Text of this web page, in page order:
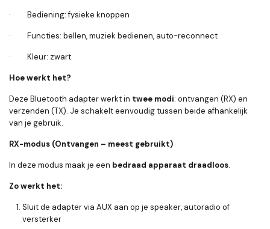
· Bediening: fysieke knoppen
· Functies: bellen, muziek bedienen, auto-reconnect
· Kleur: zwart
Hoe werkt het?
Deze Bluetooth adapter werkt in twee modi: ontvangen (RX) en
verzenden (TX). Je schakelt eenvoudig tussen beide afhankelijk
van je gebruik.
RX-modus (Ontvangen – meest gebruikt)
In deze modus maak je een bedraad apparaat draadloos.
Zo werkt het:
Sluit de adapter via AUX aan op je speaker, autoradio of
versterker